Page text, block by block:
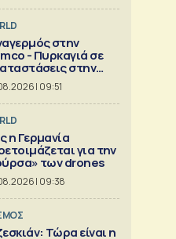
στην
- Πυρκαγιά σε
στην
| 09:51
η Γερμανία
για την
των drones
| 09:38
Τώρα είναι η